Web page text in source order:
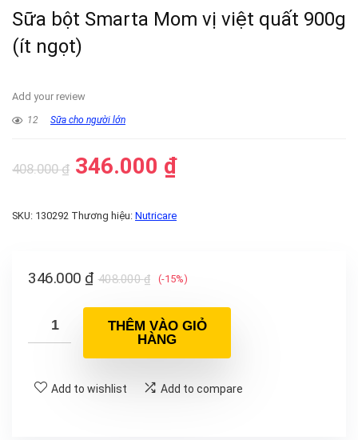
Sữa bột Smarta Mom vị việt quất 900g
(ít ngọt)
Add your review
12 Sữa cho người lớn
408.000₫ 346.000 ₫
SKU: 130292 Thương hiệu: Nutricare
408.000₫
346.000 ₫ (-15%)
THÊM VÀO GIỎ
HÀNG
Add to wishlist Add to compare